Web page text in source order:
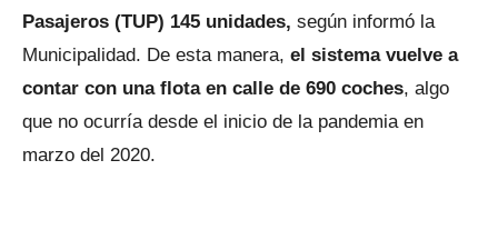
Pasajeros (TUP) 145 unidades, según informó la
Municipalidad. De esta manera, el sistema vuelve a
contar con una flota en calle de 690 coches, algo
que no ocurría desde el inicio de la pandemia en
marzo del 2020.